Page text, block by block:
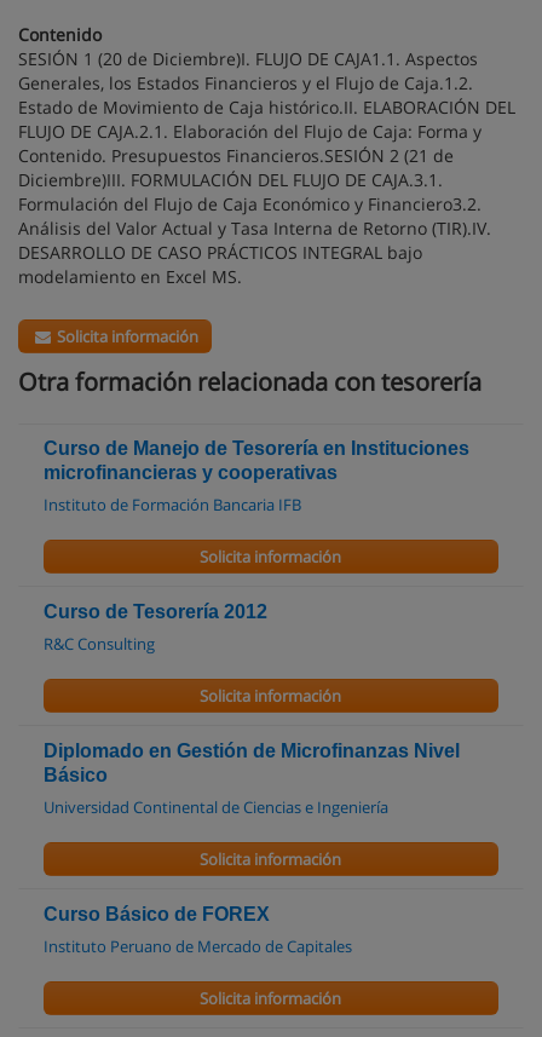
Contenido
SESIÓN 1 (20 de Diciembre)I. FLUJO DE CAJA1.1. Aspectos
Generales, los Estados Financieros y el Flujo de Caja.1.2.
Estado de Movimiento de Caja histórico.II. ELABORACIÓN DEL
FLUJO DE CAJA.2.1. Elaboración del Flujo de Caja: Forma y
Contenido. Presupuestos Financieros.SESIÓN 2 (21 de
Diciembre)III. FORMULACIÓN DEL FLUJO DE CAJA.3.1.
Formulación del Flujo de Caja Económico y Financiero3.2.
Análisis del Valor Actual y Tasa Interna de Retorno (TIR).IV.
DESARROLLO DE CASO PRÁCTICOS INTEGRAL bajo
modelamiento en Excel MS.
Solicita información
Otra formación relacionada con tesorería
Curso de Manejo de Tesorería en Instituciones
microfinancieras y cooperativas
Instituto de Formación Bancaria IFB
Solicita información
Curso de Tesorería 2012
R&C Consulting
Solicita información
Diplomado en Gestión de Microfinanzas Nivel
Básico
Universidad Continental de Ciencias e Ingeniería
Solicita información
Curso Básico de FOREX
Instituto Peruano de Mercado de Capitales
Solicita información